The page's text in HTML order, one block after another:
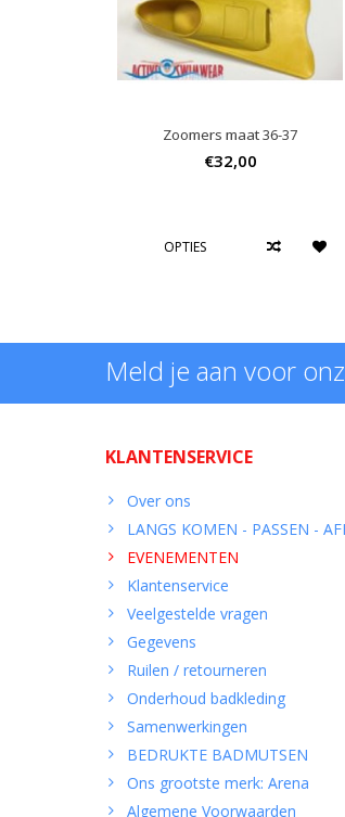
Zoomers maat 36-37
€32,00
OPTIES
Meld je aan voor
KLANTENSERVICE
Over ons
LANGS KOMEN - PASSEN -
EVENEMENTEN
Klantenservice
Veelgestelde vragen
Gegevens
Ruilen / retourneren
Onderhoud badkleding
Samenwerkingen
BEDRUKTE BADMUTSEN
Ons grootste merk: Arena
Algemene Voorwaarden